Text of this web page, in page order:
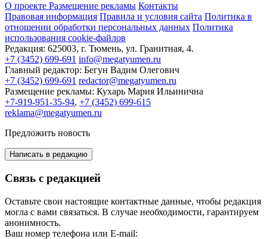
О проекте Размещение рекламы Контакты
Правовая информация Правила и условия сайта Политика в
отношении обработки персональных данных Политика
использования cookie-файлов
Редакция: 625003, г. Тюмень, ул. Гранитная, 4.
+7 (3452) 699-691 info@megatyumen.ru
Главный редактор: Бегун Вадим Олегович
+7 (3452) 699-691 redactor@megatyumen.ru
Размещение рекламы: Кухарь Мария Ильинична
+7-919-951-35-94, +7 (3452) 699-615
reklama@megatyumen.ru
Предложить новость
Написать в редакцию
Связь с редакцией
Оставьте свои настоящие контактные данные, чтобы редакция
могла с вами связаться. В случае необходимости, гарантируем
анонимность.
Ваш номер телефона или E-mail: